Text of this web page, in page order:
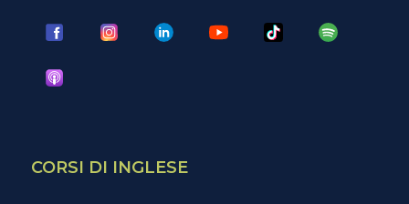
CORSI DI INGLESE